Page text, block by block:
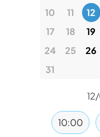
10
11 12
17
18 19
24
25 26
31
10:00